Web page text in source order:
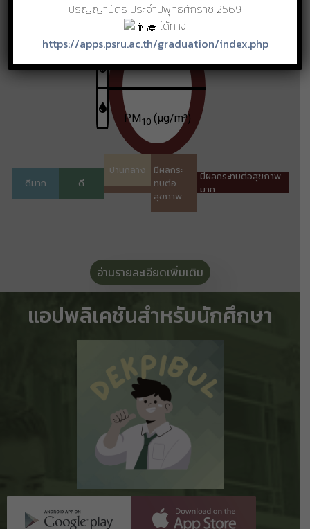
แอปพลิเคชันสำหรับนักศึกษา
อ่านรายละเอียดเพิ่มเติม
ปริญญาบัตร ประจำปีพุทธศักราช 2569
ได้ทาง
https://apps.psru.ac.th/graduation/index.php